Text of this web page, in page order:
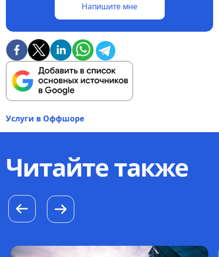
Напишите мне
Услуги в Оффшоре
Читайте также